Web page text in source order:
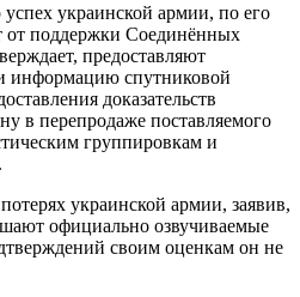
украинской армии, по его
поддержки Соединённых
предоставляют
информацию спутниковой
доказательств
в перепродаже поставляемого
группировкам и
украинской армии, заявив,
официально озвучиваемые
своим оценкам он не